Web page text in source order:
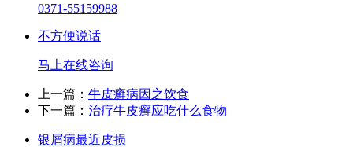
0371-55159988
不方便说话
马上在线咨询
上一篇： 牛皮癣病因之饮食
下一篇： 治疗牛皮癣应吃什么食物
银屑病最近皮损